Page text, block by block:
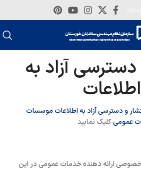
دسترسی آزاد به
اطلاعات
و دسترسی آزاد به اطلاعات موسسات
عمومیکلیک نمایید
خصوصی ارائه دهنده خدمات عمومی در این